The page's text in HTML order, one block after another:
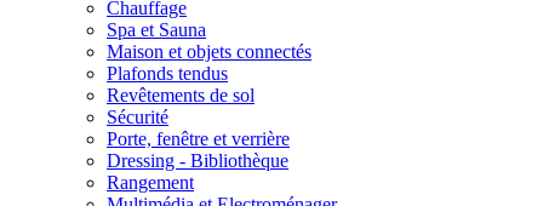
Chauffage
Spa et Sauna
Maison et objets connectés
Plafonds tendus
Revêtements de sol
Sécurité
Porte, fenêtre et verrière
Dressing - Bibliothèque
Rangement